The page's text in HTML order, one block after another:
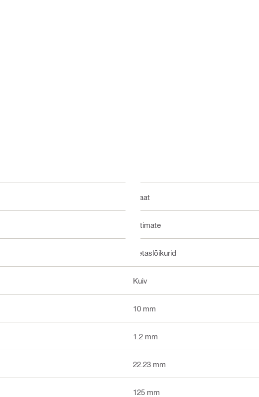
Plaat
Ultimate
Ketaslõikurid
Kuiv
10 mm
1.2 mm
22.23 mm
125 mm